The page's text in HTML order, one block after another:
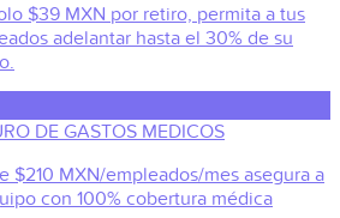
$39 MXN por retiro, permita a tus
adelantar hasta el 30% de su
DE GASTOS MEDICOS
$210 MXN/empleados/mes asegura a
con 100% cobertura médica